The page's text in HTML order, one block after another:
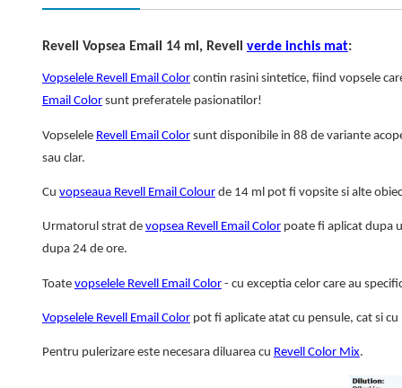
Revell Vopsea Email 14 ml, Revell verde inchis mat:
Vopselele Revell Email Colorcontin rasini sintetice, fiind vopsele
Email Colorsunt preferatele pasionatilor!
Vopselele Revell Email Colorsunt disponibile in 88 de variante
sau clar.
Cu vopseaua Revell Email Colourde 14 ml pot fi vopsite si alte
Urmatorul strat de vopsea Revell Email Colorpoate fi aplicat dupa
dupa 24 de ore.
Toate vopselele Revell Email Color- cu exceptia celor care au
Vopselele Revell Email Colorpot fi aplicate atat cu pensule, cat si
Pentru pulerizare este necesara diluarea cu Revell Color Mix.